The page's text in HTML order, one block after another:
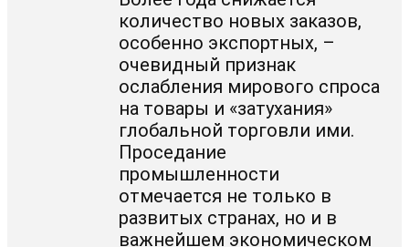
количество новых заказов,
особенно экспортных, –
очевидный признак
ослабления мирового спроса
на товары и «затухания»
глобальной торговли ими.
Проседание
промышленности
отмечается не только в
развитых странах, но и в
важнейшем экономическом